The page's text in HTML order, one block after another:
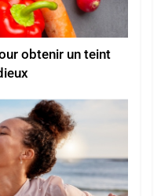
obtenir un teint